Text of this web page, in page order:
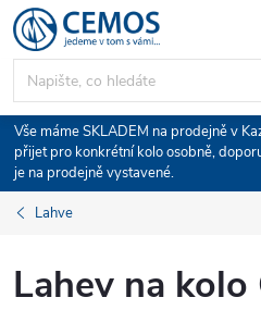
Přejít
na
obsah
Vše máme SKLADEM na prodejně v
přijet pro konkrétní kolo osobně,
je na prodejně vystavené.
Lahve
Lahev na